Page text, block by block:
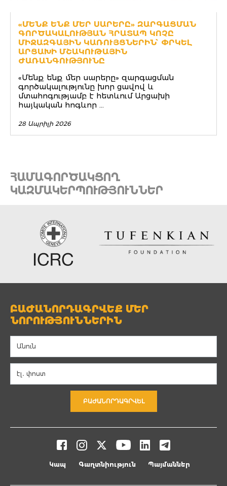
«ՄԵՆՔ ԵՆՔ ՄԵՐ ՍԱՐԵՐԸ» ԶԱՐԳԱՑՄԱՆ
ԳՈՐԾԱԿԱԼՈՒԹՅԱՆ ՀՐԱՏԱՊ ԿՈՉԸ
ՄԻՋԱԶԳԱՅԻՆ ԿԱՌՈՒՅՑՆԵՐԻՆ՝ ՓՐԿԵԼ
ԱՐՑԱԽԻ ՄՇԱԿՈՒԹԱՅԻՆ
ԺԱՌԱՆԳՈՒԹՅՈՒՆԸ
«Մենք ենք մեր սարերը» զարգացման
գործակալությունը խոր ցավով և
մտահոգությամբ է հետևում Արցախի
հայկական հոգևոր ...
28 Ապրիլի 2026
ՀԱՄԱԳՈՐԾԱԿՑՈՂ
ԿԱԶՄԱԿԵՐՊՈՒԹՅՈՒՆՆԵՐ
ԲԱԺԱՆՈՐԴԱԳՐՎԵՔ ՄԵՐ
ՆՈՐՈՒԹՅՈՒՆՆԵՐԻՆ
ԲԱԺԱՆՈՐԴԱԳՐՎԵԼ
Կապ Գաղտնիություն Պայմաններ